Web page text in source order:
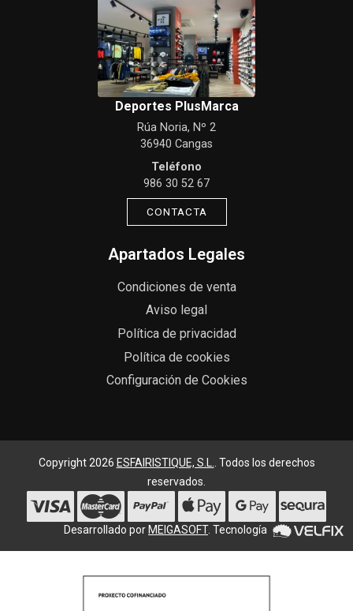
Deportes PlusMarca
Rúa Noria, Nº 2
36940 Cangas
Teléfono
986 30 52 67
CONTACTA
Apartados Legales
Condiciones de venta
Aviso legal
Política de privacidad
Política de cookies
Configuración de Cookies
Copyright 2026 ESFAIRISTIQUE, S.L.. Todos los derechos
reservados.
Desarrollado por MEIGASOFT. Tecnología